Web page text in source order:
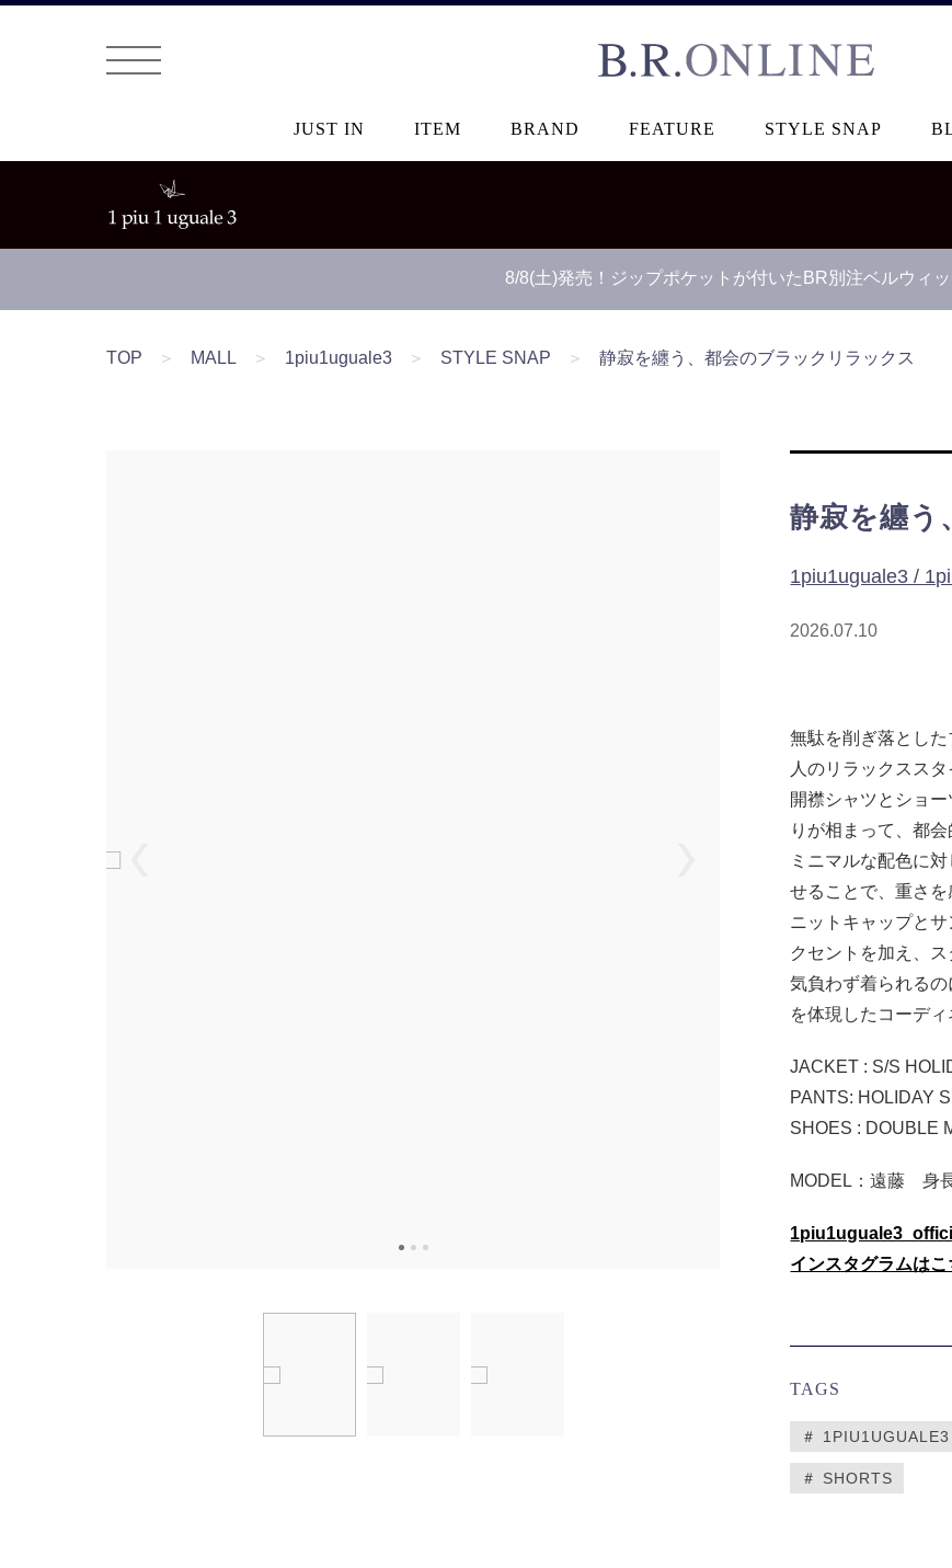
JUST IN ITEM BRAND FEATURE STYLE SNAP
8/8(土)発売！ジップポケットが付いたBR別注ベルウィ
TOP ＞ MALL ＞ 1piu1uguale3 ＞ STYLE SNAP ＞ 静寂を纏う、都会のブラックリラックス
静寂を纏う
1piu1uguale3 /
2026.07.10
無駄を削ぎ落とし
人のリラックススタ
開襟シャツとショ
りが相まって、都
ミニマルな配色に
せることで、重さを
ニットキャップと
クセントを加え、
気負わず着られる
を体現したコーディ
JACKET : S/S
PANTS: HOLIDAY
SHOES : DOUBLE
MODEL：遠藤 身
インスタグラムはこ
TAGS
＃ 1PIU1UGUALE3
＃ SHORTS